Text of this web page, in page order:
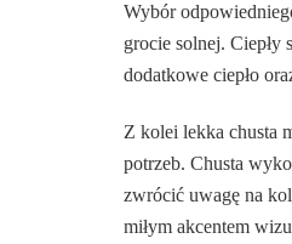
Wybór
grocie solnej. Ciepły
dodatkowe ciepło
Z kolei lekka chusta
potrzeb. Chusta
zwrócić uwagę na
miłym akcentem